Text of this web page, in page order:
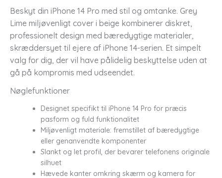
Beskyt din iPhone 14 Pro med stil og omtanke. Grey
Lime miljøvenligt cover i beige kombinerer diskret,
professionelt design med bæredygtige materialer,
skræddersyet til ejere af iPhone 14-serien. Et simpelt
valg for dig, der vil have pålidelig beskyttelse uden at
gå på kompromis med udseendet.
Nøglefunktioner
Designet specifikt til iPhone 14 Pro for præcis
pasform og fuld funktionalitet
Miljøvenligt materiale: fremstillet af bæredygtige
eller genanvendte komponenter
Slankt og let profil, der bevarer telefonens originale
silhuet
Hævede kanter omkring skærm og kamera for